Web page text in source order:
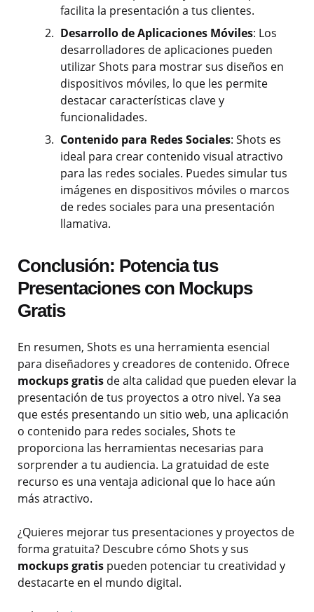
facilita la presentación a tus clientes.
Desarrollo de Aplicaciones Móviles: Los
desarrolladores de aplicaciones pueden
utilizar Shots para mostrar sus diseños en
dispositivos móviles, lo que les permite
destacar características clave y
funcionalidades.
Contenido para Redes Sociales: Shots es
ideal para crear contenido visual atractivo
para las redes sociales. Puedes simular tus
imágenes en dispositivos móviles o marcos
de redes sociales para una presentación
llamativa.
Conclusión: Potencia tus
Presentaciones con Mockups
Gratis
En resumen, Shots es una herramienta esencial
para diseñadores y creadores de contenido. Ofrece
mockups gratis de alta calidad que pueden elevar la
presentación de tus proyectos a otro nivel. Ya sea
que estés presentando un sitio web, una aplicación
o contenido para redes sociales, Shots te
proporciona las herramientas necesarias para
sorprender a tu audiencia. La gratuidad de este
recurso es una ventaja adicional que lo hace aún
más atractivo.
¿Quieres mejorar tus presentaciones y proyectos de
forma gratuita? Descubre cómo Shots y sus
mockups gratis pueden potenciar tu creatividad y
destacarte en el mundo digital.